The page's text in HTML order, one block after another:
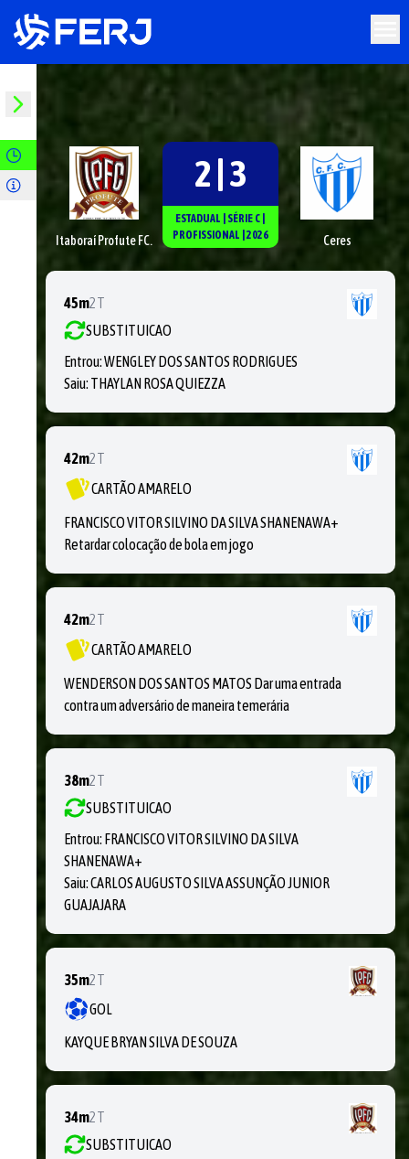
Itaboraí Profute FC.
2 | 3
ESTADUAL SÉRIE C
PROFISSIONAL 2026 Ceres
45m2T
SUBSTITUICAO
Entrou:WENGLEY DOS SANTOS RODRIGUES
Saiu: THAYLAN ROSA QUIEZZA
42m2T
CARTÃO AMARELO
FRANCISCO VITOR SILVINO DA SILVA SHANENAWA+
Retardar colocação de bola em jogo
42m2T
CARTÃO AMARELO
WENDERSON DOS SANTOS MATOS Dar uma entrada
contra um adversário de maneira temerária
38m2T
SUBSTITUICAO
Entrou: FRANCISCO VITOR SILVINO DA SILVA
SHANENAWA+
Saiu:CARLOS AUGUSTO SILVA ASSUNÇÃO JUNIOR
GUAJAJARA
35m2T
GOL
KAYQUE BRYAN SILVA DE SOUZA
34m2T
SUBSTITUICAO